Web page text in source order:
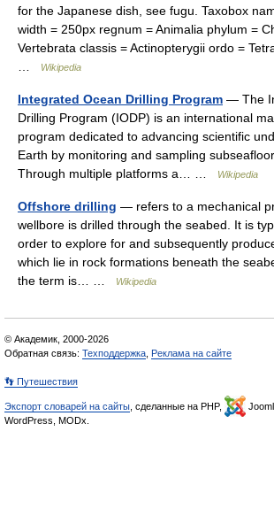
for the Japanese dish, see fugu. Taxobox
width = 250px regnum = Animalia phylum =
Vertebrata classis = Actinopterygii ordo =
Wikipedia
Integrated Ocean Drilling Program — The
Drilling Program (IODP) is an international
program dedicated to advancing scientific
Earth by monitoring and sampling
Through multiple platforms a… …
Wikipedia
Offshore drilling — refers to a mechanical
wellbore is drilled through the seabed. It is
order to explore for and subsequently
which lie in rock formations beneath the
the term is… …
Wikipedia
© Академик, 2000-2026
Обратная связь: Техподдержка Реклама на сайте
👣 Путешествия
Экспорт словарей на сайты , сделанные на PHP,
WordPress, MODx.